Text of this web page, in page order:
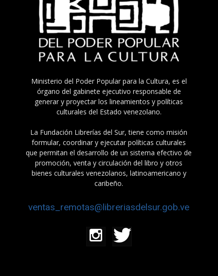
Ministerio del Poder Popular para la Cultura, es el
órgano del gabinete ejecutivo responsable de
generar y proyectar los lineamientos y políticas
culturales del Estado venezolano.
La Fundación Librerías del Sur, tiene como misión
formular, coordinar y ejecutar políticas culturales
que permitan el desarrollo de un sistema efectivo de
promoción, venta y circulación del libro y otros
bienes culturales venezolanos, latinoamericano y
caribeño.
ventas_remotas@libreriasdelsur.gob.ve